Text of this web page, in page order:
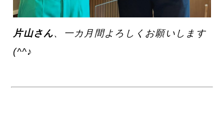
片山さん、一カ月間よろしくお願いします
(^^♪